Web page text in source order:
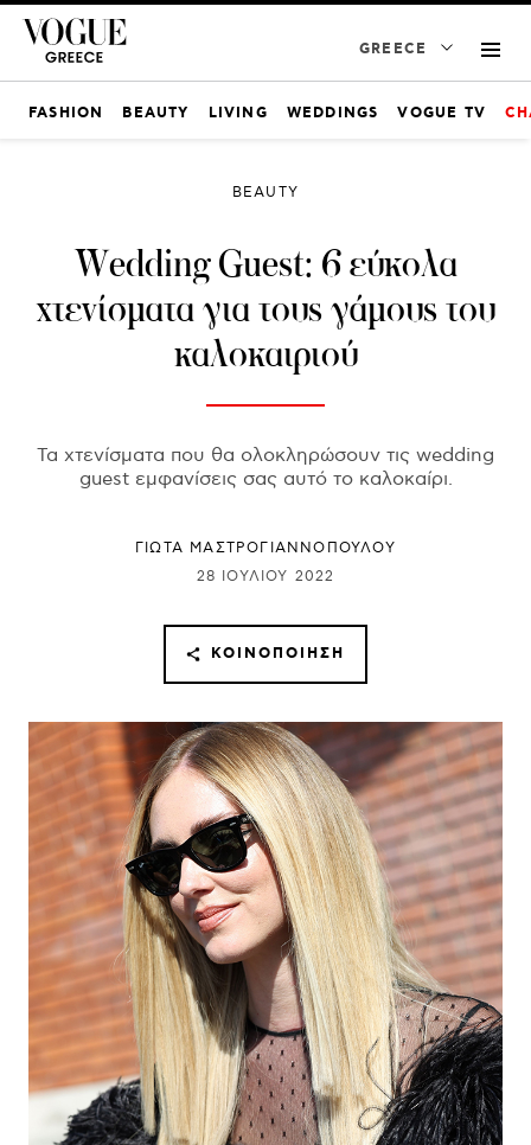
GREECE
FASHION BEAUTY LIVING WEDDINGS VOGUE TV
BEAUTY
Wedding Guest: 6 εύκολα
χτενίσματα για τους γάμους του
καλοκαιριού
Τα χτενίσματα που θα ολοκληρώσουν τις wedding
guest εμφανίσεις σας αυτό το καλοκαίρι.
ΓΙΩΤΑ ΜΑΣΤΡΟΓΙΑΝΝΟΠΟΥΛΟΥ
28 ΙΟΥΛΊΟΥ 2022
ΚΟΙΝΟΠΟΊΗΣΗ